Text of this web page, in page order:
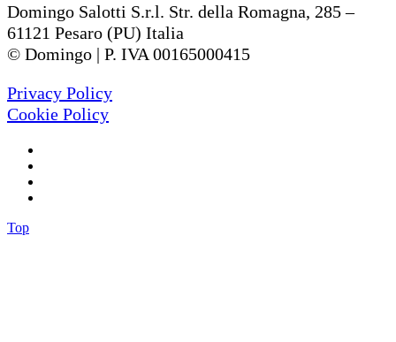
Domingo Salotti S.r.l. Str. della Romagna, 285 –
61121 Pesaro (PU) Italia
© Domingo | P. IVA 00165000415
Privacy Policy
Cookie Policy
Top